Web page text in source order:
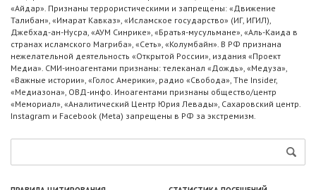
«Айдар». Признаны террористическими и запрещены: «Движение
Талибан», «Имарат Кавказ», «Исламское государство» (ИГ, ИГИЛ),
Джебхад-ан-Нусра, «АУМ Синрике», «Братья-мусульмане», «Аль-Каида в
странах исламского Магриба», «Сеть», «Колумбайн». В РФ признана
нежелательной деятельность «Открытой России», издания «Проект
Медиа». СМИ-иноагентами признаны: телеканал «Дождь», «Медуза»,
«Важные истории», «Голос Америки», радио «Свобода», The Insider,
«Медиазона», ОВД-инфо. Иноагентами признаны общество/центр
«Мемориал», «Аналитический Центр Юрия Левады», Сахаровский центр.
Instagram и Facebook (Metа) запрещены в РФ за экстремизм.